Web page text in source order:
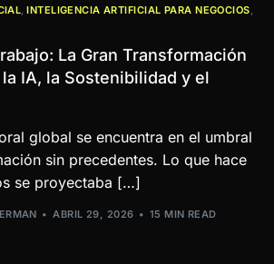
,INTELIGENCIA ARTIFICIAL PARA NEGOCIOS,
La Gran Transformación
IA, la Sostenibilidad y el
global se encuentra en el umbral
sin precedentes. Lo que hace
se proyectaba […]
ABRIL 29, 2026 15 MIN READ